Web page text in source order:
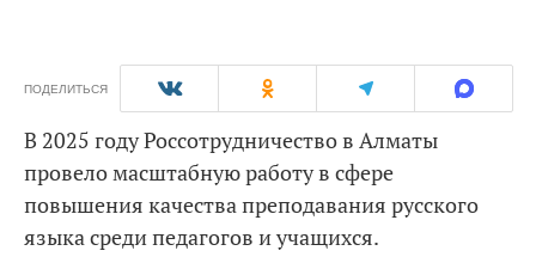
ПОДЕЛИТЬСЯ
В 2025 году Россотрудничество в Алматы
провело масштабную работу в сфере
повышения качества преподавания русского
языка среди педагогов и учащихся.